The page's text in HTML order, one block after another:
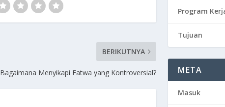
BERIKUTNYA
Bagaimana Menyikapi Fatwa yang Kontroversial?
Program
Tujuan
META
Masuk